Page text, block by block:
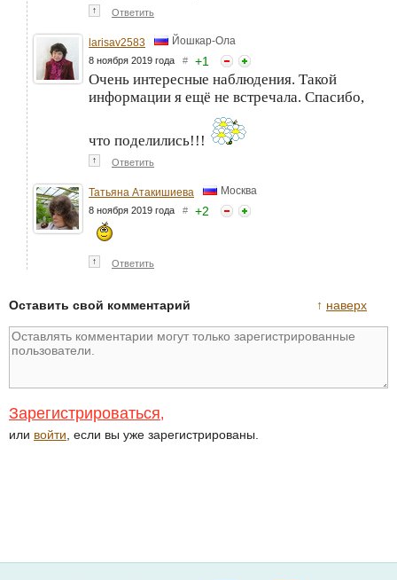
↑ Ответить
larisav2583 Йошкар-Ола
8 ноября 2019 года # +1
Очень интересные наблюдения. Такой
информации я ещё не встречала. Спасибо,
что поделились!!!
↑ Ответить
Татьяна Атакишиева Москва
8 ноября 2019 года # +2
↑ Ответить
↑ наверх
Оставить свой комментарий
Зарегистрироваться,
или войти , если вы уже зарегистрированы.